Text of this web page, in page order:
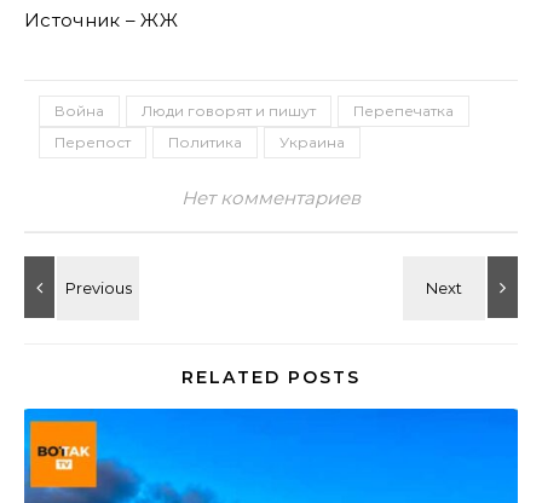
Источник – ЖЖ
Война Люди говорят и пишут
Перепечатка
Перепост
Политика Украина
Нет комментариев
RELATED POSTS